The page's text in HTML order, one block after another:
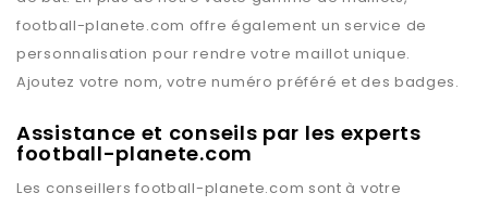
football-planete.com offre également un service de
personnalisation pour rendre votre maillot unique.
Ajoutez votre nom, votre numéro préféré et des badges.
Assistance et conseils par les experts
football-planete.com
Les conseillersfootball-planete.com sont à votre